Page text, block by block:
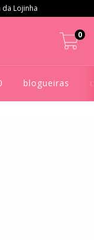
da Lojinha
0
blogueiras